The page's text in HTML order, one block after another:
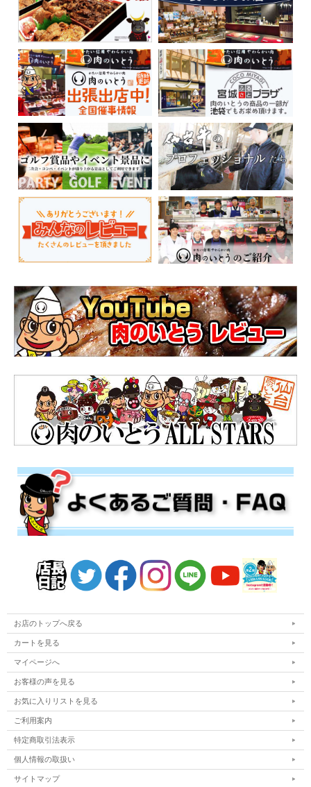
お店のトップへ戻る
カートを見る
マイページへ
お客様の声を見る
お気に入りリストを見る
ご利用案内
特定商取引法表示
個人情報の取扱い
サイトマップ